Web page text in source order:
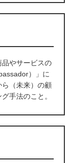
やサービスの
）」に
（未来）の顧
手法のこと。